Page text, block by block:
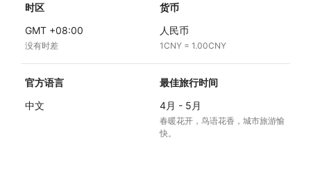
时区
GMT +08:00
没有时差
货币
人民币
1CNY = 1.00CNY
官方语言
中文
最佳旅行时间
4月 - 5月
春暖花开，鸟语花香，城市旅游愉
快。